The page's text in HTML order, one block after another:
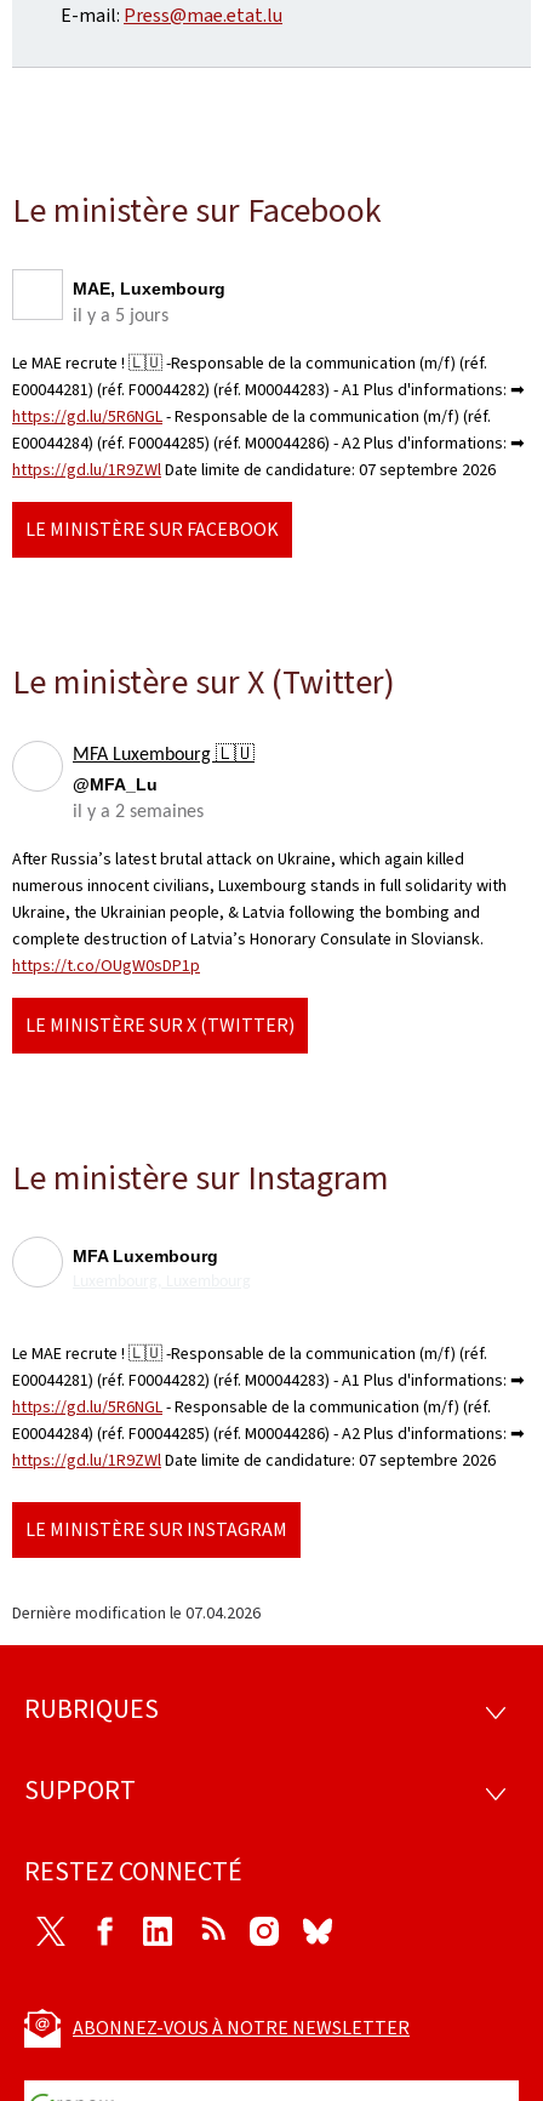
E-mail: Press@mae.etat.lu
Le ministère sur Facebook
MAE, Luxembourg
il y a 5 jours
Le MAE recrute ! 🇱🇺 -Responsable de la communication (m/f) (réf.
E00044281) (réf. F00044282) (réf. M00044283) - A1 Plus d'informations: ➡
https://gd.lu/5R6NGL- Responsable de la communication (m/f) (réf.
E00044284) (réf. F00044285) (réf. M00044286) - A2 Plus d'informations: ➡
https://gd.lu/1R9ZWlDate limite de candidature: 07 septembre 2026
LE MINISTÈRE SUR FACEBOOK
Le ministère sur X (Twitter)
MFA Luxembourg 🇱🇺
@MFA_Lu
il y a 2 semaines
After Russia’s latest brutal attack on Ukraine, which again killed
numerous innocent civilians, Luxembourg stands in full solidarity with
Ukraine, the Ukrainian people, & Latvia following the bombing and
complete destruction of Latvia’s Honorary Consulate in Sloviansk.
https://t.co/OUgW0sDP1p
LE MINISTÈRE SUR X (TWITTER)
Le ministère sur Instagram
MFA Luxembourg
Le MAE recrute ! 🇱🇺 -Responsable de la communication (m/f) (réf.
E00044281) (réf. F00044282) (réf. M00044283) - A1 Plus d'informations: ➡
https://gd.lu/5R6NGL- Responsable de la communication (m/f) (réf.
E00044284) (réf. F00044285) (réf. M00044286) - A2 Plus d'informations: ➡
https://gd.lu/1R9ZWlDate limite de candidature: 07 septembre 2026
LE MINISTÈRE SUR INSTAGRAM
Dernière modification le 07.04.2026
Pied
page
RUBRIQUES
SUPPORT
RESTEZ CONNECTÉ
Twitter FacebookLinkedIn RSS Instagram
ABONNEZ-VOUS À NOTRE NEWSLETTER